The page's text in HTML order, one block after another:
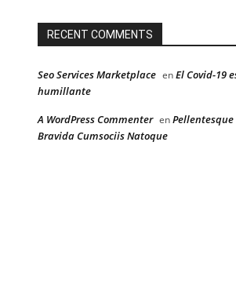
RECENT COMMENTS
Seo Services Marketplace enEl Covid-19
humillante
A WordPress Commenter en
Bravida Cumsociis Natoque